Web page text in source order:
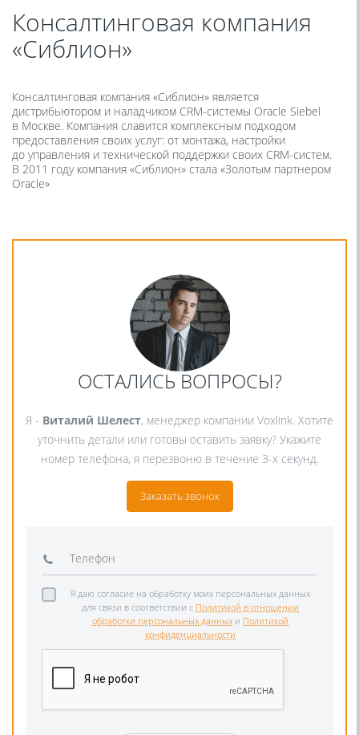
Консалтинговая компания
«Сиблион»
Консалтинговая компания «Сиблион» является
дистрибьютором и наладчиком CRM-системы Oracle Siebel
в Москве. Компания славится комплексным подходом
предоставления своих услуг: от монтажа, настройки
до управления и технической поддержки своих CRM-систем.
В 2011 году компания «Сиблион» стала «Золотым партнером
Oracle»
ОСТАЛИСЬ ВОПРОСЫ?
Я - Виталий Шелест, менеджер компании Voxlink. Хотите
уточнить детали или готовы оставить заявку? Укажите
номер телефона, я перезвоню в течение 3-х секунд.
Заказать звонок
Я даю согласие на обработку моих персональных данных
для связи в соответствии с Политикой в отношении
обработки персональных данных и Политикой
конфиденциальности